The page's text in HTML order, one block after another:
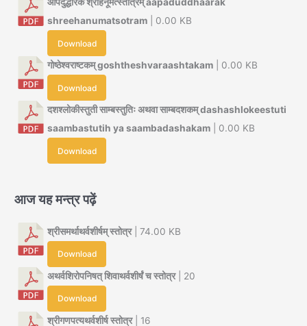
shreehanumatsotram | 0.00 KB
Download
गोष्ठेश्वराष्टकम् goshtheshvaraashtakam | 0.00 KB
Download
दशश्लोकीस्तुती साम्बस्तुतिः अथवा साम्बदशकम् dashashlokeestuti
saambastutih ya saambadashakam | 0.00 KB
Download
आज यह मन्त्र पढ़ें
श्रीसमर्थाथर्वशीर्षम् स्तोत्र| 74.00 KB
Download
अथर्वशिरोपनिषत् शिवाथर्वशीर्षं च स्तोत्र| 20
Download
श्रीगणपत्यथर्वशीर्ष स्तोत्र| 16